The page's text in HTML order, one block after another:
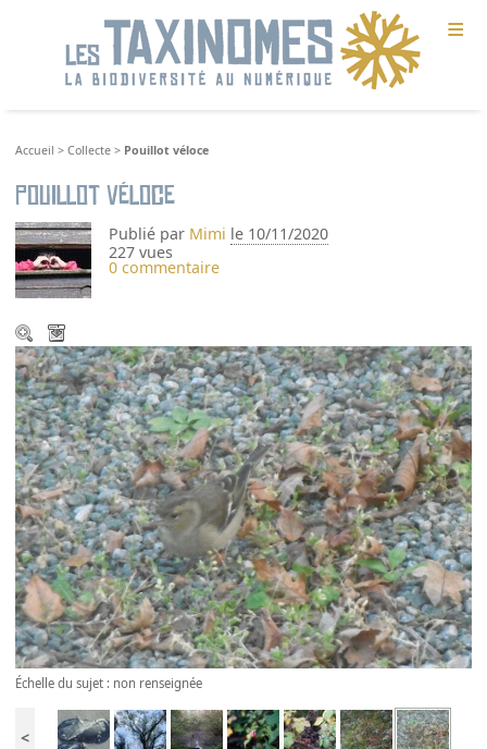
≡
Accueil >Collecte > Pouillot véloce
Pouillot véloce
Publié par Mimi le 10/11/2020
227 vues
0 commentaire
Échelle du sujet : non renseignée
<